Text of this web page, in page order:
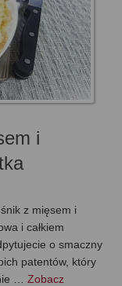
i
z mięsem i
i całkiem
o smaczny
patentów, który
… Zobacz